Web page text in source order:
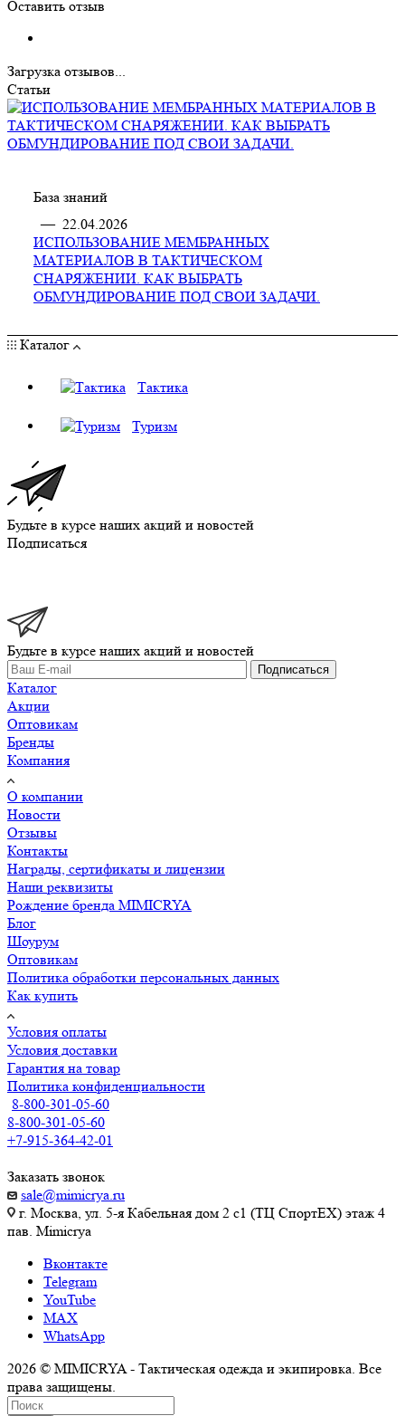
Оставить отзыв
Загрузка отзывов...
Статьи
База знаний
— 22.04.2026
ИСПОЛЬЗОВАНИЕ МЕМБРАННЫХ
МАТЕРИАЛОВ В ТАКТИЧЕСКОМ
СНАРЯЖЕНИИ. КАК ВЫБРАТЬ
ОБМУНДИРОВАНИЕ ПОД СВОИ ЗАДАЧИ.
Каталог
Тактика
Туризм
Будьте в курсе наших акций и новостей
Подписаться
Будьте в курсе наших акций и новостей
Подписаться
Каталог
Акции
Оптовикам
Бренды
Компания
О компании
Новости
Отзывы
Контакты
Награды, сертификаты и лицензии
Наши реквизиты
Рождение бренда MIMICRYA
Блог
Шоурум
Оптовикам
Политика обработки персональных данных
Как купить
Условия оплаты
Условия доставки
Гарантия на товар
Политика конфиденциальности
8-800-301-05-60
8-800-301-05-60
+7-915-364-42-01
Заказать звонок
sale@mimicrya.ru
г. Москва, ул. 5-я Кабельная дом 2 с1 (ТЦ СпортEX) этаж 4
пав. Mimicrya
Вконтакте
Telegram
YouTube
MAX
WhatsApp
2026 © MIMICRYA - Тактическая одежда и экипировка. Все
права защищены.